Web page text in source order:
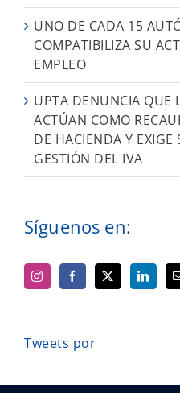
UNO DE CADA 15
COMPATIBILIZA SU
EMPLEO
UPTA DENUNCIA QUE
ACTÚAN COMO
DE HACIENDA Y EXIGE
GESTIÓN DEL IVA
Síguenos en:
Tweets por